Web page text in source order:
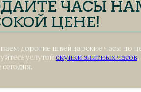
ЧАСЫ
ЦЕНЕ!
дорогие швейцарские часы по
услугой скупки элитных часов,